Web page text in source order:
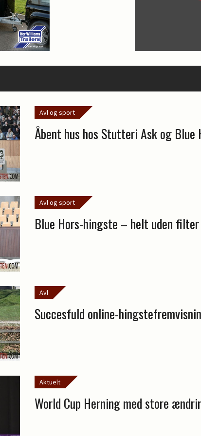
Avl og sport
Åbent hus hos Stutteri Ask og Blue
Avl og sport
Blue Hors-hingste – helt uden filter
Avl
Succesfuld online-
Aktuelt
World Cup Herning med store